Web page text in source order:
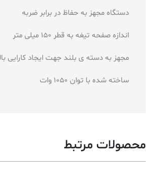
دستگاه مجهز به حفاظ در برابر ضربه
اندازه صفحه تیغه به قطر 150 میلی متر
مجهز به دسته ی بلند جهت ایجاد کارایی
ساخته شده با توان 1050 وات
محصولات مرتبط